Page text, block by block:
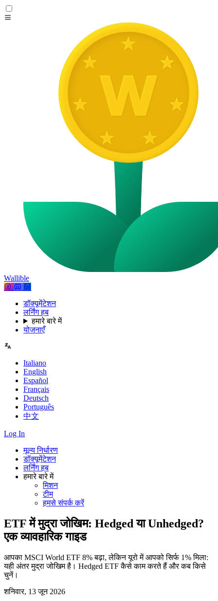
Wallible
डॉक्यूमेंटेशन
लर्निंग हब
हमारे बारे में
योजनाएँ
Italiano
English
Español
Français
Deutsch
Português
中文
Log In
मूल्य निर्धारण
डॉक्यूमेंटेशन
लर्निंग हब
हमारे बारे में
मिशन
टीम
हमसे संपर्क करें
ETF में मुद्रा जोखिम: Hedged या Unhedged?
एक व्यावहारिक गाइड
आपका MSCI World ETF 8% बढ़ा, लेकिन यूरो में आपको सिर्फ 1% मिला:
यही अंतर मुद्रा जोखिम है। Hedged ETF कैसे काम करते हैं और कब किसे
चुनें।
शनिवार, 13 जून 2026